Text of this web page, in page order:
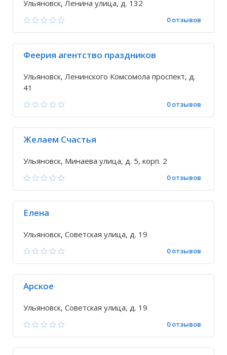
Ульяновск, Ленина улица, д. 132
0 отзывов
Феерия агентство праздников
Ульяновск, Ленинского Комсомола проспект, д.
41
0 отзывов
Желаем Счастья
Ульяновск, Минаева улица, д. 5, корп. 2
0 отзывов
Елена
Ульяновск, Советская улица, д. 19
0 отзывов
Арское
Ульяновск, Советская улица, д. 19
0 отзывов